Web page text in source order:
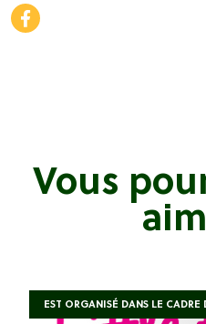
Vous
EST ORGANISÉ DANS LE CADRE